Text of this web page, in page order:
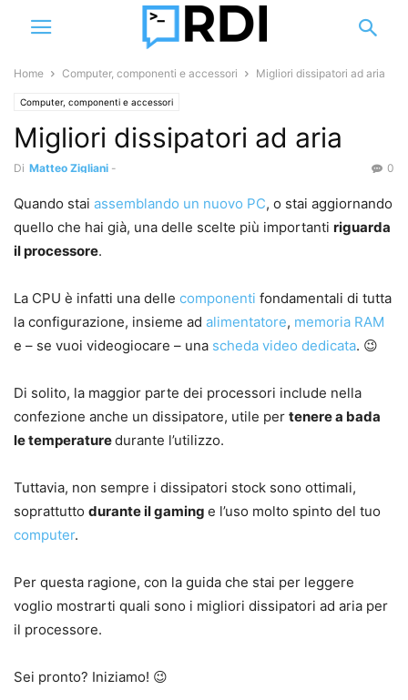
Home Computer, componenti e accessori Migliori dissipatori ad aria
Computer, componenti e accessori
Migliori dissipatori ad aria
Di Matteo Zigliani - 0
Quando stai assemblando un nuovo PC, o stai aggiornando
quello che hai già, una delle scelte più importanti riguarda
il processore.
La CPU è infatti una delle componenti fondamentali di tutta
la configurazione, insieme ad alimentatore, memoria RAM
e – se vuoi videogiocare – una scheda video dedicata. 😉
Di solito, la maggior parte dei processori include nella
confezione anche un dissipatore, utile per tenere a bada
le temperaturedurante l’utilizzo.
Tuttavia, non sempre i dissipatori stock sono ottimali,
soprattutto durante il gaming e l’uso molto spinto del tuo
computer.
Per questa ragione, con la guida che stai per leggere
voglio mostrarti quali sono i migliori dissipatori ad aria per
il processore.
Sei pronto? Iniziamo! 😉